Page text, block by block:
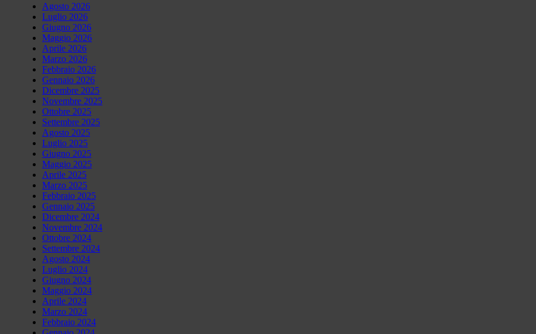
Agosto 2026
Luglio 2026
Giugno 2026
Maggio 2026
Aprile 2026
Marzo 2026
Febbraio 2026
Gennaio 2026
Dicembre 2025
Novembre 2025
Ottobre 2025
Settembre 2025
Agosto 2025
Luglio 2025
Giugno 2025
Maggio 2025
Aprile 2025
Marzo 2025
Febbraio 2025
Gennaio 2025
Dicembre 2024
Novembre 2024
Ottobre 2024
Settembre 2024
Agosto 2024
Luglio 2024
Giugno 2024
Maggio 2024
Aprile 2024
Marzo 2024
Febbraio 2024